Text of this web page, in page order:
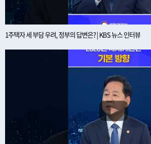
1주택자 세 부담 우려, 정부의 답변은? | KBS 뉴스 인터뷰